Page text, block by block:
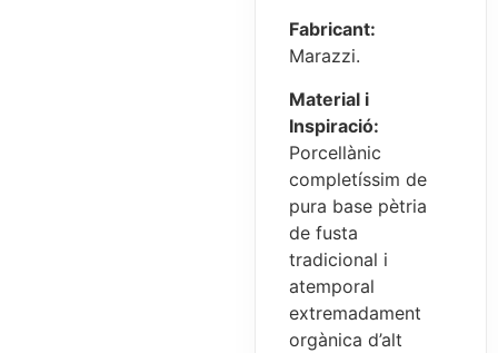
Fabricant:
Marazzi.
Material i
Inspiració:
Porcellànic
completíssim de
pura base pètria
de fusta
tradicional i
atemporal
extremadament
orgànica d’alt